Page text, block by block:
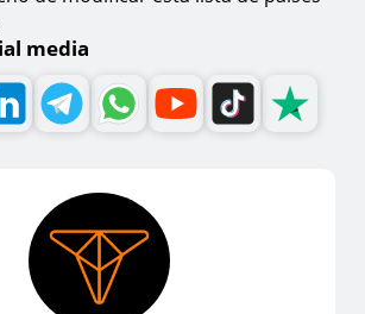
media